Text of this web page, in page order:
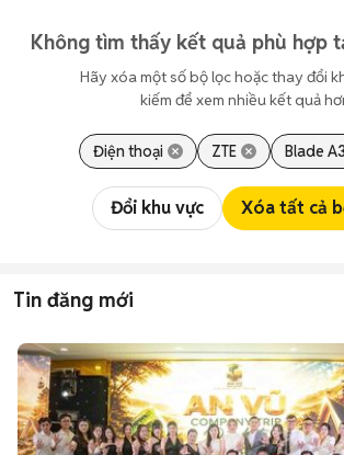
Không tìm thấy kết quả phù hợp
Hãy xóa một số bộ lọc hoặc thay đổi
kiếm để xem nhiều kết quả
Điện thoại ZTE Blade
Đổi khu vực Xóa tất cả
Tin đăng mới